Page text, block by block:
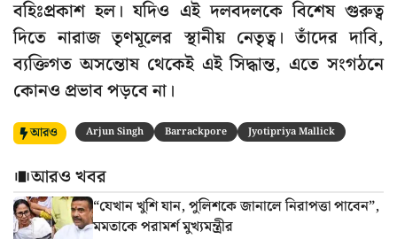
বহিঃপ্রকাশ হল। যদিও এই দলবদলকে বিশেষ গুরুত্ব
দিতে নারাজ তৃণমূলের স্থানীয় নেতৃত্ব। তাঁদের দাবি,
ব্যক্তিগত অসন্তোষ থেকেই এই সিদ্ধান্ত, এতে সংগঠনে
কোনও প্রভাব পড়বে না।
আরও Arjun Singh Barrackpore Jyotipriya Mallick
আরও খবর
“যেখান খুশি যান, পুলিশকে জানালে নিরাপত্তা পাবেন”,
মমতাকে পরামর্শ মুখ্যমন্ত্রীর